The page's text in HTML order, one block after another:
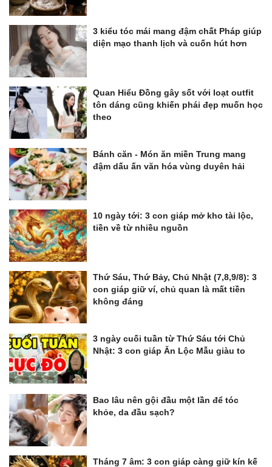
3 kiểu tóc mái mang đậm chất Pháp giúp
diện mạo thanh lịch và cuốn hút hơn
Quan Hiểu Đồng gây sốt với loạt outfit
tôn dáng cũng khiến phái đẹp muốn học
theo
Bánh căn - Món ăn miền Trung mang
đậm dấu ấn văn hóa vùng duyên hải
10 ngày tới: 3 con giáp mở kho tài lộc,
tiền về từ nhiều nguồn
Thứ Sáu, Thứ Bảy, Chủ Nhật (7,8,9/8): 3
con giáp giữ ví, chủ quan là mất tiền
không đáng
3 ngày cuối tuần từ Thứ Sáu tới Chủ
Nhật: 3 con giáp Ăn Lộc Mẫu giàu to
Bao lâu nên gội đầu một lần để tóc
khỏe, da đầu sạch?
Tháng 7 âm: 3 con giáp càng giữ kín kế